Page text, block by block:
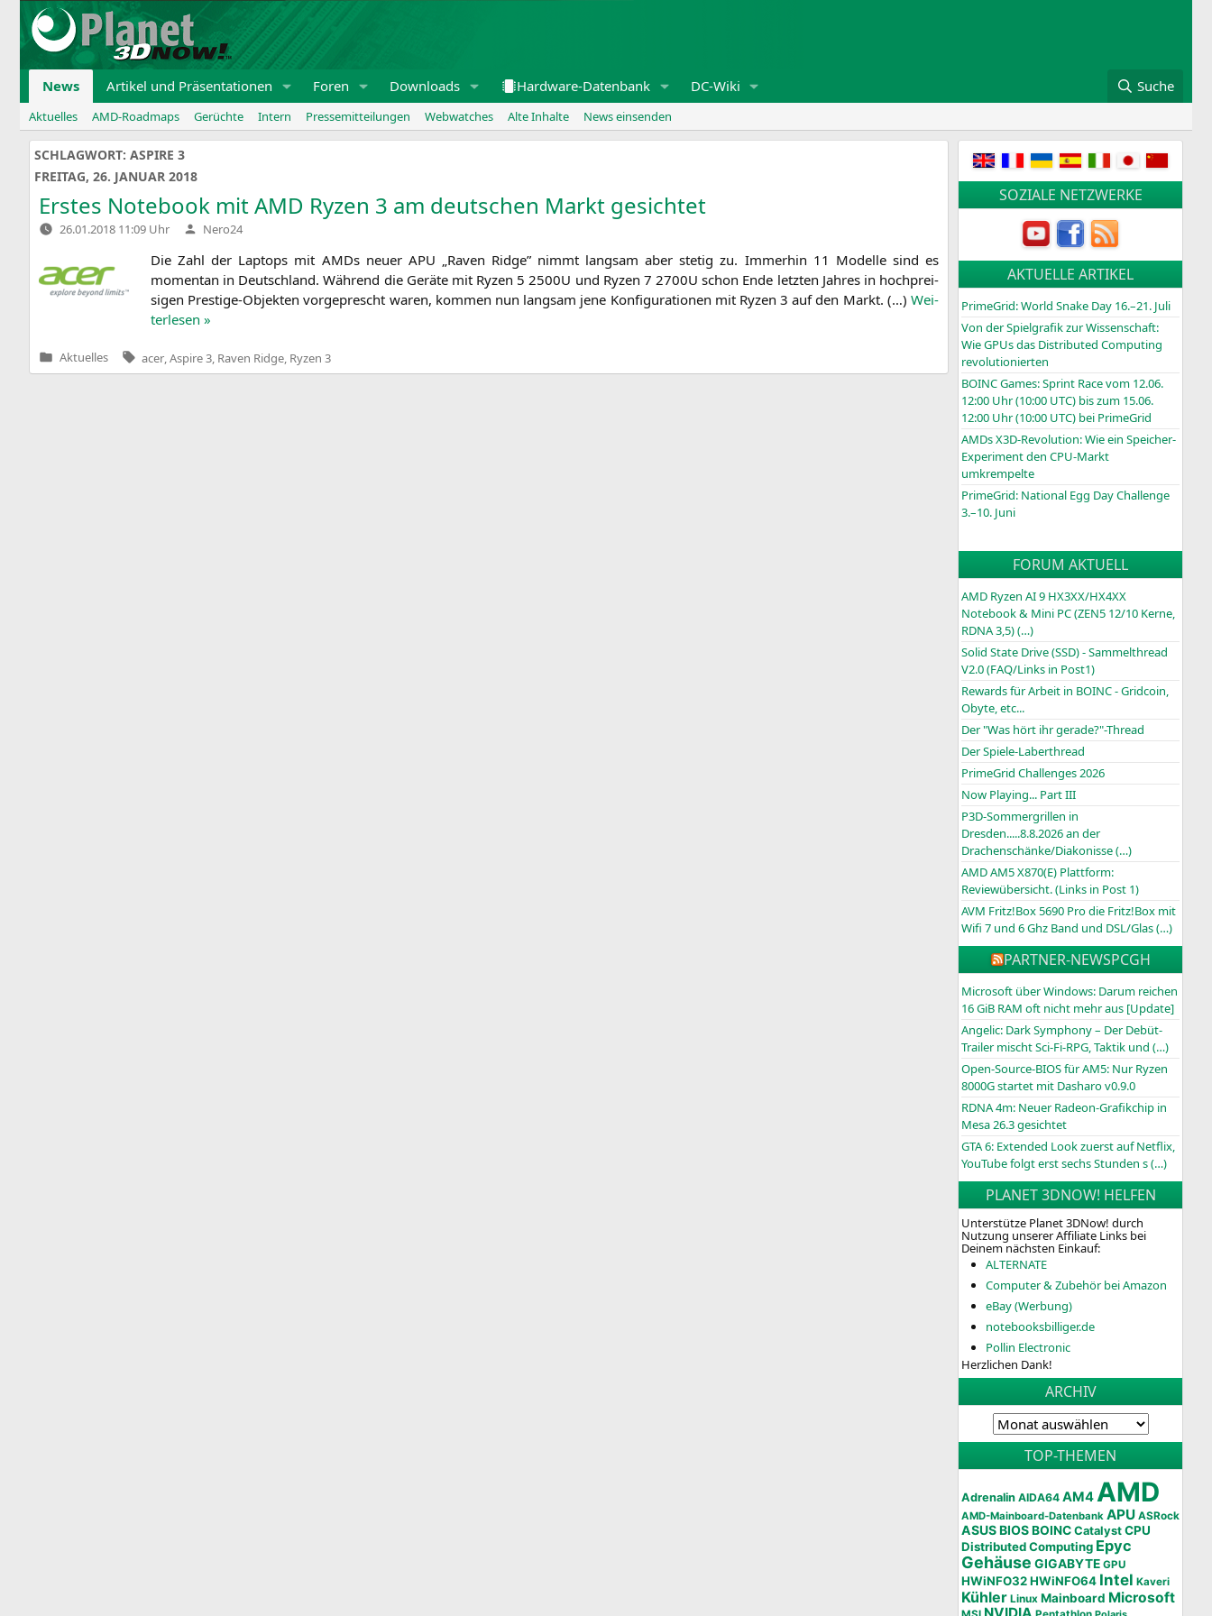
Zum
Inhalt
springen
News Artikel und Präsentationen Foren Downloads Hardware-Datenbank DC-Wiki Suche
Aktuelles AMD-Roadmaps Gerüchte Intern Pressemitteilungen Webwatches Alte Inhalte News einsenden
SCHLAGWORT: ASPIRE 3
FREITAG, 26. JANUAR 2018
Erstes Notebook mitAMD Ryzen 3 am deutschen Markt gesichtet
26.01.2018 11:09 Uhr Verfasst
von
Nero24
Die Zahl der Lap­tops mit AMDs neu­er APU „Raven Ridge” nimmt lang­sam aber ste­tig zu. Immer­hin 11 Model­le sind es
momen­tan in Deutsch­land. Wäh­rend die Gerä­te mit Ryzen 5 2500U und Ryzen 7 2700U schon Ende letz­ten Jah­res in hoch­prei­
si­gen Pres­ti­ge-Objek­ten vor­ge­prescht waren, kom­men nun lang­sam jene Kon­fi­gu­ra­tio­nen mit Ryzen 3 auf den Markt. (…) Wei­
ter­le­sen »
Veröffentlicht
in
Aktuelles Tags:
acer Aspire 3 Raven Ridge Ryzen 3
SOZIALE NETZWERKE
AKTUELLE ARTIKEL
PrimeGrid: World Snake Day 16.–21. Juli
Von der Spielgrafik zur Wissenschaft:
Wie GPUs das Distributed Computing
revolutionierten
BOINCGames: Sprint Race vom 12.06.
12:00 Uhr (10:00 UTC) bis zum 15.06.
12:00 Uhr (10:00 UTC) bei PrimeGrid
AMDs X3D-Revolution: Wie ein Speicher-
Experiment den CPU-Markt
umkrempelte
PrimeGrid: National Egg Day Challenge
3.–10. Juni
FORUM AKTUELL
AMD Ryzen AI 9 HX3XX/HX4XX
Notebook & Mini PC (ZEN5 12/10 Kerne,
RDNA 3,5) (…)
Solid State Drive (SSD) - Sammelthread
V2.0 (FAQ/Links in Post1)
Rewards für Arbeit in BOINC - Gridcoin,
Obyte, etc...
Der "Was hört ihr gerade?"-Thread
Der Spiele-Laberthread
PrimeGrid Challenges 2026
Now Playing... Part III
P3D-Sommergrillen in
Dresden.....8.8.2026 an der
Drachenschänke/Diakonisse (…)
AMD AM5 X870(E) Plattform:
Reviewübersicht. (Links in Post 1)
AVM Fritz!Box 5690 Pro die Fritz!Box mit
Wifi 7 und 6 Ghz Band und DSL/Glas (…)
PARTNER-NEWSPCGH
Microsoft über Windows: Darum reichen
16 GiB RAM oft nicht mehr aus [Update]
Angelic: Dark Symphony – Der Debüt-
Trailer mischt Sci-Fi-RPG, Taktik und (…)
Open-Source-BIOS für AM5: Nur Ryzen
8000G startet mit Dasharo v0.9.0
RDNA 4m: Neuer Radeon-Grafikchip in
Mesa 26.3 gesichtet
GTA 6: Extended Look zuerst auf Netflix,
YouTube folgt erst sechs Stunden s (…)
PLANET 3DNOW! HELFEN
Unterstütze Planet 3DNow! durch
Nutzung unserer Affiliate Links bei
Deinem nächsten Einkauf:
ALTERNATE
Computer & Zubehör bei Amazon
eBay (Werbung)
notebooksbilliger.de
Pollin Electronic
Herzlichen Dank!
ARCHIV
TOP-THEMEN
Adrenalin AIDA64 AM4AMD
AMD-Mainboard-Datenbank APU ASRock
ASUSBIOSBOINC Catalyst CPU
Distributed Computing Epyc
Gehäuse GIGABYTE GPU
HWiNFO32HWiNFO64 Intel Kaveri
Kühler Linux Mainboard Microsoft